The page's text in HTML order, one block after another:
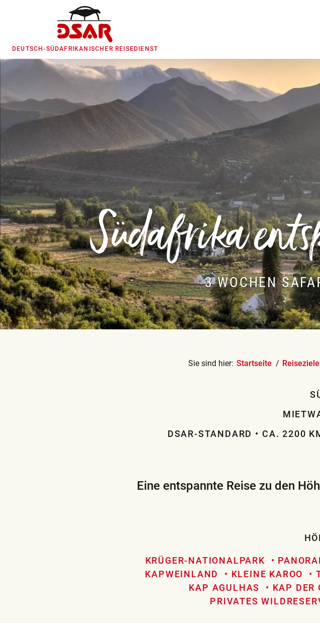
DEUTSCH-SÜDAFRIKANISCHER REISEDIENST
Sie sind hier: Startseite Reiseziele
Südafrika
3 WOCHEN
DSAR-STANDARD
CA. 2200
Eine entspannte Reise zu den
KRÜGER-NATIONALPARK
KAPWEINLAND
KLEINE KAROO
KAP AGULHAS
KAP DER
PRIVATES